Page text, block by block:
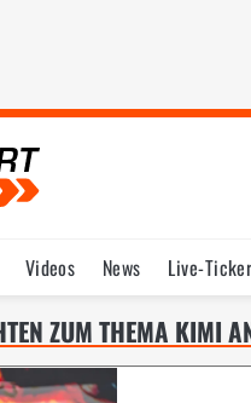
Videos News Live-Ticker
Teams
Bilder Termine
ZUM THEMA KIMI